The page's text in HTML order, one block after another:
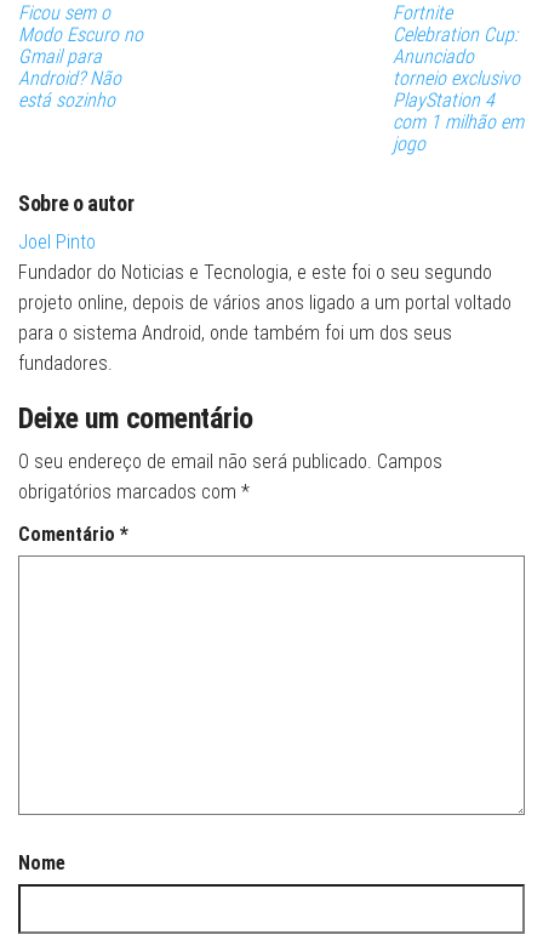
Ficou sem o
Modo Escuro no
Gmail para
Android? Não
está sozinho
Fortnite
Celebration Cup:
Anunciado
torneio exclusivo
PlayStation 4
com 1 milhão em
jogo
Sobre o autor
Joel Pinto
Fundador do Noticias e Tecnologia, e este foi o seu segundo
projeto online, depois de vários anos ligado a um portal voltado
para o sistema Android, onde também foi um dos seus
fundadores.
Deixe um comentário
O seu endereço de email não será publicado. Campos
obrigatórios marcados com *
Comentário *
Nome